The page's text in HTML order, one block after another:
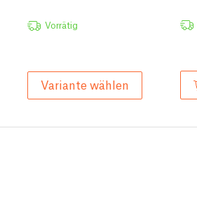
Vorrätig
Variante wählen